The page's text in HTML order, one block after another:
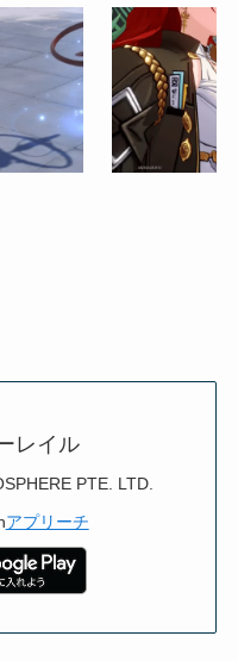
レイル
PTE. LTD.
アプリーチ